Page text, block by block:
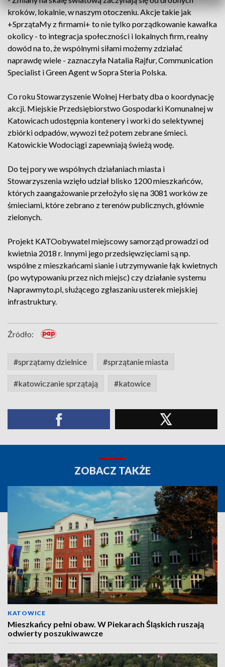
kroków, lokalnie, w naszym otoczeniu. Akcje takie jak
+SprzątaMy z firmami+ to nie tylko porządkowanie kawałka
okolicy - to integracja społeczności i lokalnych firm, realny
dowód na to, że wspólnymi siłami możemy zdziałać
naprawdę wiele - zaznaczyła Natalia Rajfur, Communication
Specialist i Green Agent w Sopra Steria Polska.
Co roku Stowarzyszenie Wolnej Herbaty dba o koordynację
akcji. Miejskie Przedsiębiorstwo Gospodarki Komunalnej w
Katowicach udostępnia kontenery i worki do selektywnej
zbiórki odpadów, wywozi też potem zebrane śmieci.
Katowickie Wodociągi zapewniają świeżą wodę.
Do tej pory we wspólnych działaniach miasta i
Stowarzyszenia wzięło udział blisko 1200 mieszkańców,
których zaangażowanie przełożyło się na 3081 worków ze
śmieciami, które zebrano z terenów publicznych, głównie
zielonych.
Projekt KATOobywatel miejscowy samorząd prowadzi od
kwietnia 2018 r. Innymi jego przedsięwzięciami są np.
wspólne z mieszkańcami sianie i utrzymywanie łąk kwietnych
(po wytypowaniu przez nich miejsc) czy działanie systemu
Naprawmyto.pl, służącego zgłaszaniu usterek miejskiej
infrastruktury.
Źródło:
#sprzątamy dzielnice #sprzątanie miasta
#katowiczanie sprzątają #katowice
ZOBACZ TAKŻE
KATOWICE
Mieszkańcy pełni obaw. W Piekarach Śląskich ruszają
odwierty poszukiwawcze